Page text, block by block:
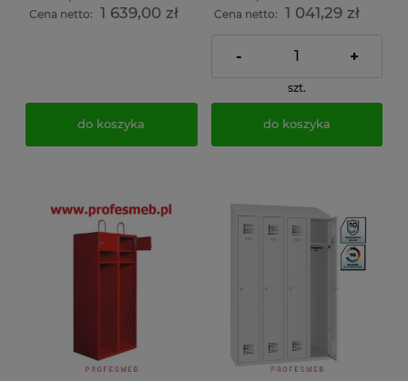
Cena netto: 1 639,00 zł
do koszyka
Cena netto: 1 041,29 zł
- +
szt.
do koszyka